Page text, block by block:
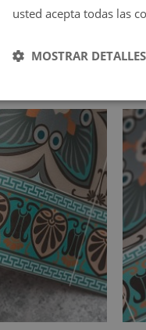
usted acepta todas las
MOSTRAR DETALLES